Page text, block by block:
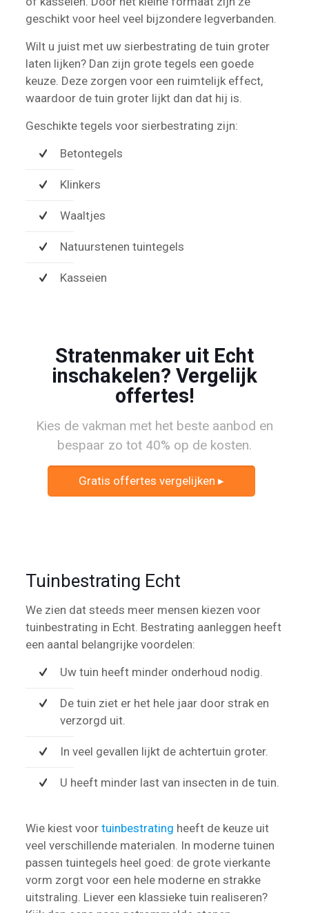
geschikt voor heel veel bijzondere legverbanden.
Wilt u juist met uw sierbestrating de tuin groter
laten lijken? Dan zijn grote tegels een goede
keuze. Deze zorgen voor een ruimtelijk effect,
waardoor de tuin groter lijkt dan dat hij is.
Geschikte tegels voor sierbestrating zijn:
Betontegels
Klinkers
Waaltjes
Natuurstenen tuintegels
Kasseien
Stratenmaker uit Echt
inschakelen? Vergelijk
offertes!
Kies de vakman met het beste aanbod en
bespaar zo tot 40% op de kosten.
Gratis offertes vergelijken ▸
Tuinbestrating Echt
We zien dat steeds meer mensen kiezen voor
tuinbestrating in Echt. Bestrating aanleggen heeft
een aantal belangrijke voordelen:
Uw tuin heeft minder onderhoud nodig.
De tuin ziet er het hele jaar door strak en
verzorgd uit.
In veel gevallen lijkt de achtertuin groter.
U heeft minder last van insecten in de tuin.
Wie kiest voor tuinbestrating heeft de keuze uit
veel verschillende materialen. In moderne tuinen
passen tuintegels heel goed: de grote vierkante
vorm zorgt voor een hele moderne en strakke
uitstraling. Liever een klassieke tuin realiseren?